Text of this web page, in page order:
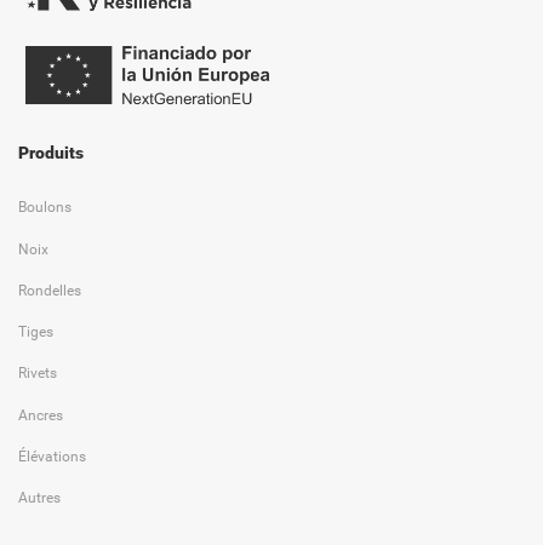
Produits
Boulons
Noix
Rondelles
Tiges
Rivets
Ancres
Élévations
Autres